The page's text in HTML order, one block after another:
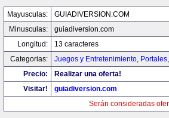
Mayusculas:
GUIADIVERSION.COM
Minusculas:
guiadiversion.com
Longitud:
13 caracteres
Categorias:
Juegos y Entretenimiento, Portales
Precio:
Realizar una oferta!
Visitar!
guiadiversion.com
Serán consideradas